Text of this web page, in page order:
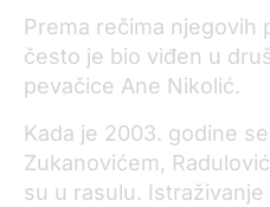
Prema rečima njegovih
često je bio viđen u
pevačice Ane Nikolić.
Kada je 2003. godine
Zukanovićem,
su u rasulu. Istraživanje